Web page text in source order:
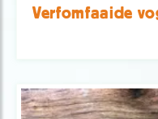
Verfomfaaide